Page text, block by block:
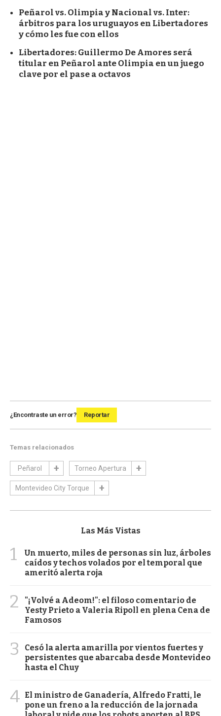
Peñarol vs. Olimpia y Nacional vs. Inter:
árbitros para los uruguayos en Libertadores
y cómo les fue con ellos
Libertadores: Guillermo De Amores será
titular en Peñarol ante Olimpia en un juego
clave por el pase a octavos
¿Encontraste un error? Reportar
Temas relacionados
Peñarol Torneo Apertura
Montevideo City Torque
Las Más Vistas
1
Un muerto, miles de personas sin luz, árboles
caídos y techos volados por el temporal que
ameritó alerta roja
2
"¡Volvé a Adeom!": el filoso comentario de
Yesty Prieto a Valeria Ripoll en plena Cena de
Famosos
3
Cesó la alerta amarilla por vientos fuertes y
persistentes que abarcaba desde Montevideo
hasta el Chuy
4 El ministro de Ganadería, Alfredo Fratti, le
pone un freno a la reducción de la jornada